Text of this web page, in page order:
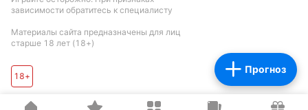
Прогноз
зависимости обратитесь к специалисту
Материалы сайта предназначены для лиц
старше 18 лет (18+)
18+